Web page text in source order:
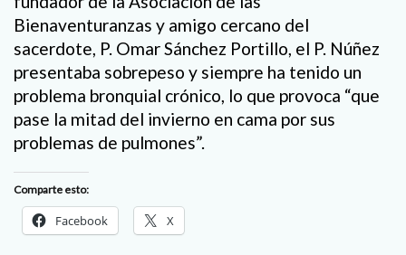
Bienaventuranzas y amigo cercano del
sacerdote, P. Omar Sánchez Portillo, el P. Núñez
presentaba sobrepeso y siempre ha tenido un
problema bronquial crónico, lo que provoca “que
pase la mitad del invierno en cama por sus
problemas de pulmones”.
Comparte esto:
Facebook X